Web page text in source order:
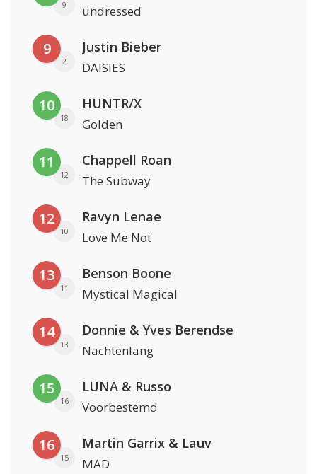
9 undressed
9
2
Justin Bieber
DAISIES
10
18
HUNTR/X
Golden
11
12
Chappell Roan
The Subway
12
10
Ravyn Lenae
Love Me Not
13
11
Benson Boone
Mystical Magical
14
13
Donnie & Yves Berendse
Nachtenlang
15
16
LUNA & Russo
Voorbestemd
16
15
Martin Garrix & Lauv
MAD